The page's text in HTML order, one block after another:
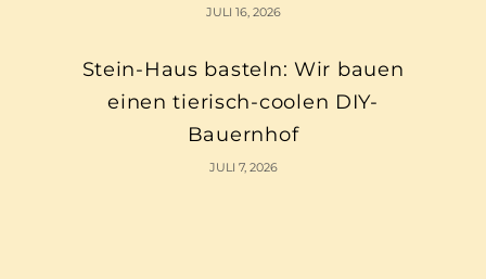
JULI 16, 2026
Stein-Haus basteln: Wir bauen
einen tierisch-coolen DIY-
Bauernhof
JULI 7, 2026